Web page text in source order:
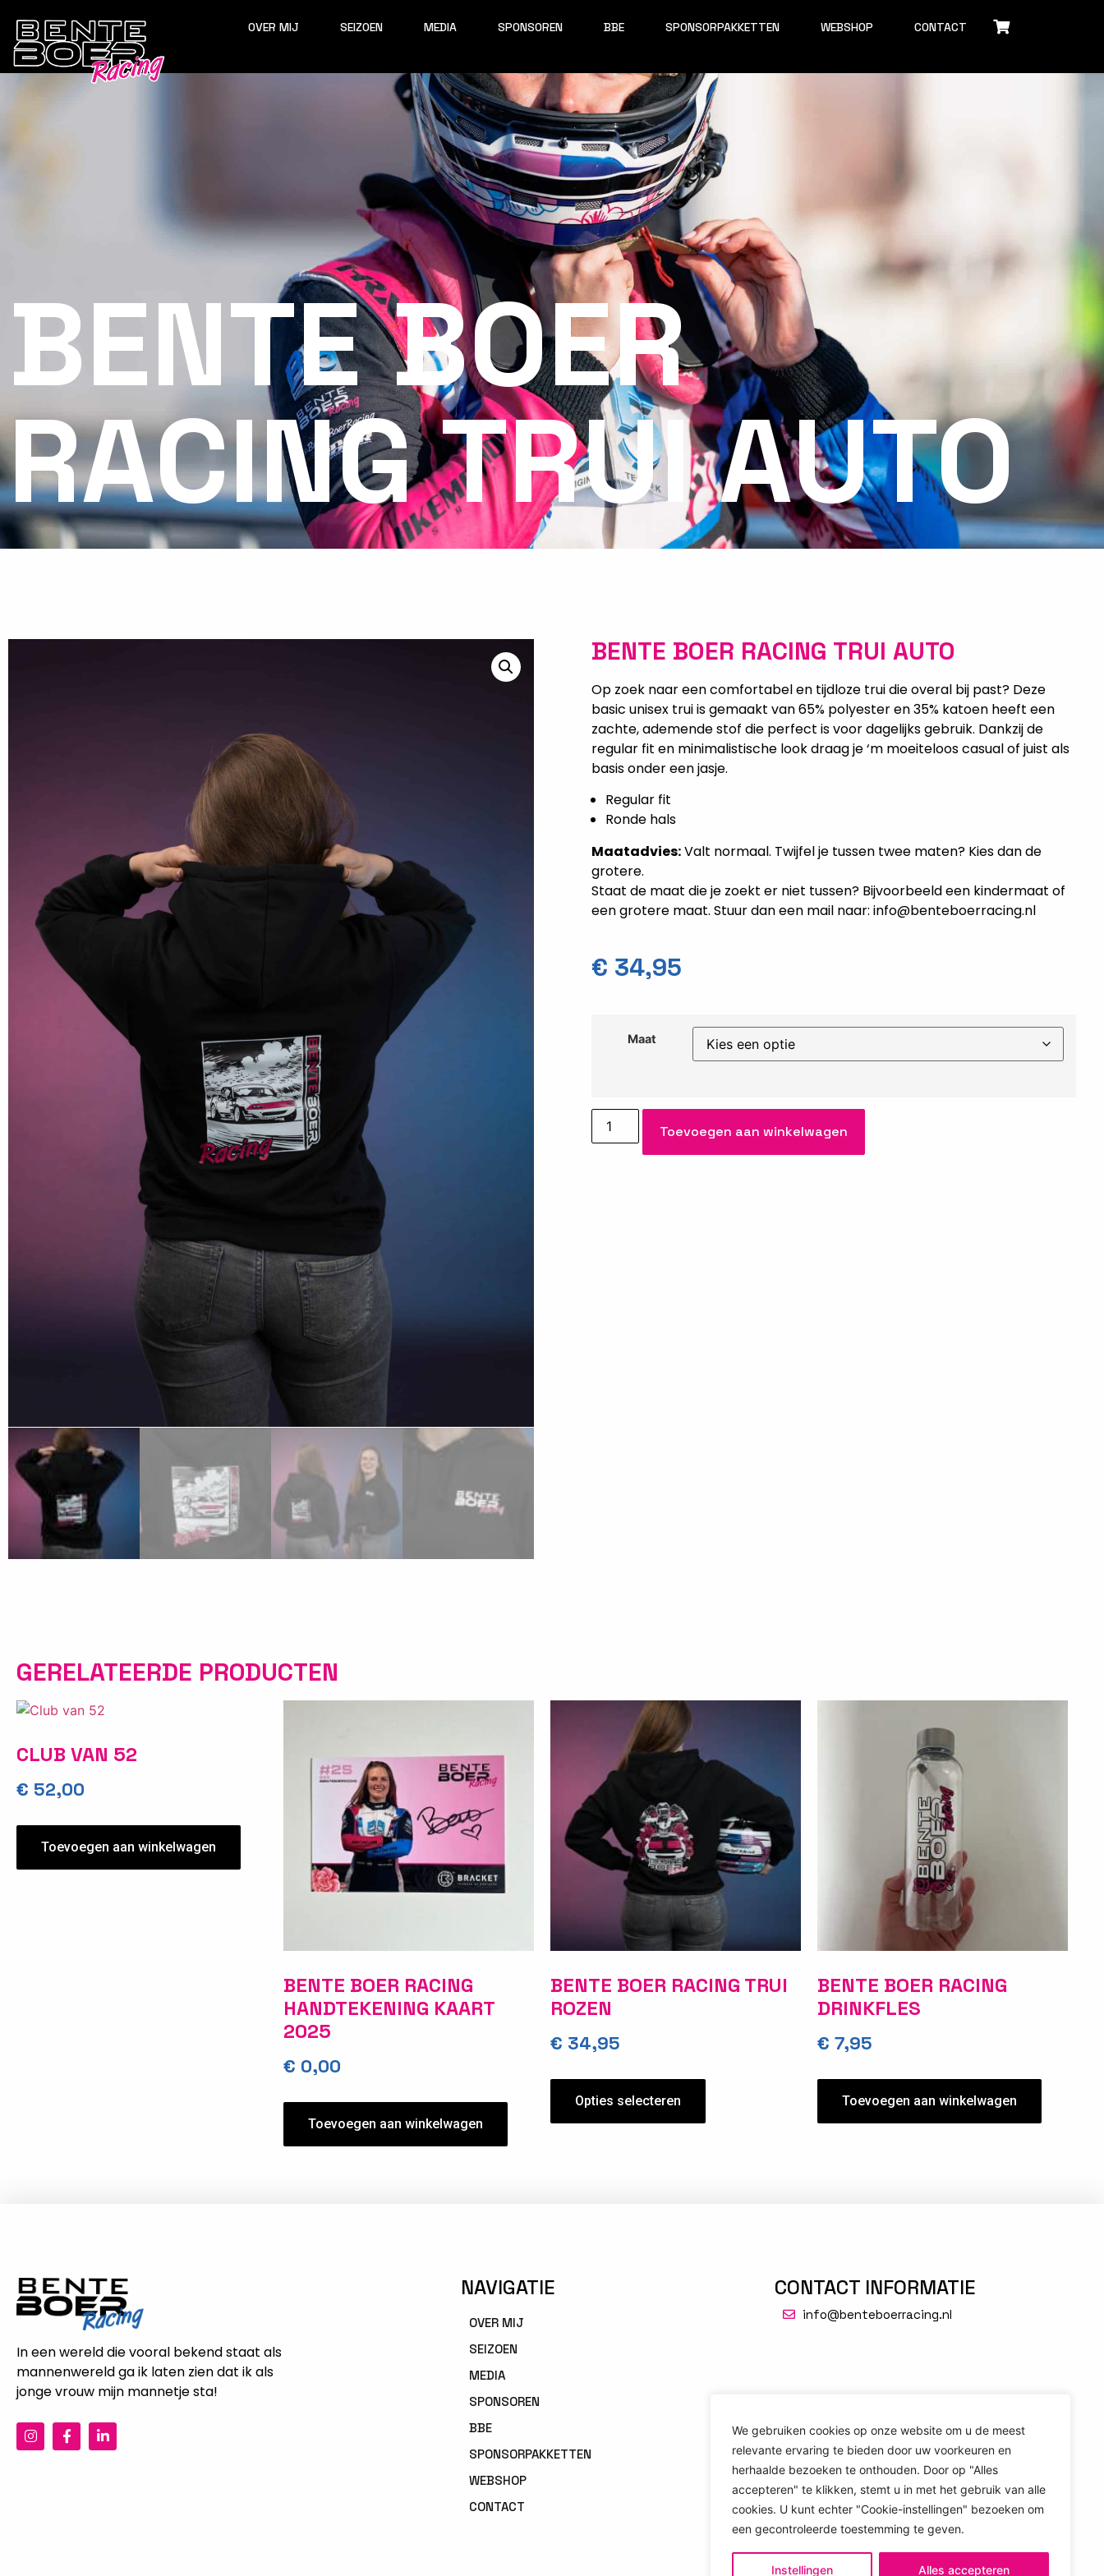
We gebruiken cookies op onze website om u de meest
relevante ervaring te bieden door uw voorkeuren en
herhaalde bezoeken te onthouden. Door op "Alles
accepteren" te klikken, stemt u in met het gebruik van alle
cookies. U kunt echter "Cookie-instellingen" bezoeken om
een ​​gecontroleerde toestemming te geven.
Instellingen Alles accepteren
OVER MIJ SEIZOEN MEDIA SPONSOREN BBE SPONSORPAKKETTEN WEBSHOP CONTACT
BENTE BOER
RACING TRUI AUTO
BENTE BOER RACING TRUI AUTO
Op zoek naar een comfortabel en tijdloze trui die overal bij past? Deze
basic unisex trui is gemaakt van 65% polyester en 35% katoen heeft een
zachte, ademende stof die perfect is voor dagelijks gebruik. Dankzij de
regular fit en minimalistische look draag je ‘m moeiteloos casual of juist als
basis onder een jasje.
Regular fit
Ronde hals
Maatadvies:Valt normaal. Twijfel je tussen twee maten? Kies dan de
grotere.
Staat de maat die je zoekt er niet tussen? Bijvoorbeeld een kindermaat of
een grotere maat. Stuur dan een mail naar: info@benteboerracing.nl
€ 34,95
Maat
Toevoegen aan winkelwagen
GERELATEERDE PRODUCTEN
CLUB VAN 52
€ 52,00
Toevoegen aan winkelwagen
BENTE BOER RACING
HANDTEKENING KAART
2025
€ 0,00
Toevoegen aan winkelwagen
BENTE BOER RACING TRUI
ROZEN
€ 34,95
Opties selecteren
BENTE BOER RACING
DRINKFLES
€ 7,95
Toevoegen aan winkelwagen
In een wereld die vooral bekend staat als
mannenwereld ga ik laten zien dat ik als
jonge vrouw mijn mannetje sta!
NAVIGATIE
OVER MIJ
SEIZOEN
MEDIA
SPONSOREN
BBE
SPONSORPAKKETTEN
WEBSHOP
CONTACT
CONTACT INFORMATIE
info@benteboerracing.nl